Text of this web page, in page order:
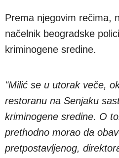
Prema njegovim rečima,
načelnik beogradske
kriminogene sredine.
"Milić se u utorak veče,
restoranu na Senjaku
kriminogene sredine. O
prethodno morao da
pretpostavljenog,